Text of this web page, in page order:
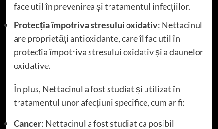
face util în prevenirea și tratamentul infecțiilor.
Protecția împotriva stresului oxidativ: Nettacinul
are proprietăți antioxidante, care îl fac util în
protecția împotriva stresului oxidativ și a daunelor
oxidative.
În plus, Nettacinul a fost studiat și utilizat în
tratamentul unor afecțiuni specifice, cum ar fi:
Cancer: Nettacinul a fost studiat ca posibil